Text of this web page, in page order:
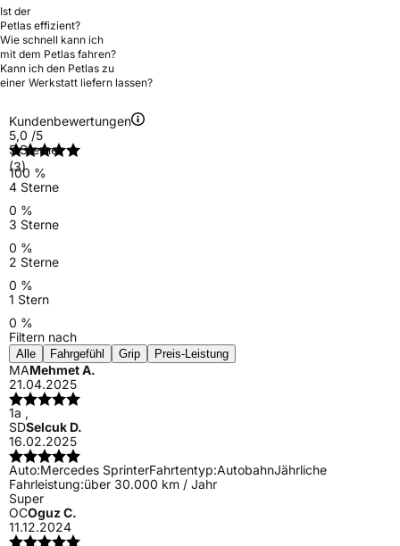
Ist der
Petlas effizient?
Wie schnell kann ich
mit dem Petlas fahren?
Kann ich den Petlas zu
einer Werkstatt liefern lassen?
Kundenbewertungen
5,0 /5
(3)
5 Sterne
100 %
4 Sterne
0 %
3 Sterne
0 %
2 Sterne
0 %
1 Stern
0 %
Filtern nach
Alle Fahrgefühl Grip Preis-Leistung
MAMehmet A.
21.04.2025
1a ,
SDSelcuk D.
16.02.2025
Auto:Mercedes SprinterFahrtentyp:AutobahnJährliche
Fahrleistung:über 30.000 km / Jahr
Super
OCOguz C.
11.12.2024